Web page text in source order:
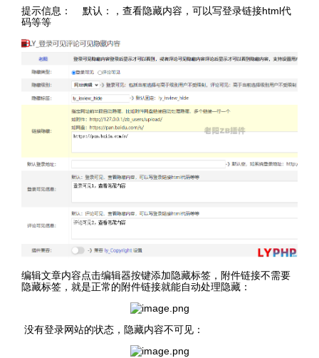
提示信息： 默认：，查看隐藏内容，可以写登录链接html代
码等等
编辑文章内容点击编辑器按键添加隐藏标签，附件链接不需要
隐藏标签，就是正常的附件链接就能自动处理隐藏：
没有登录网站的状态，隐藏内容不可见：